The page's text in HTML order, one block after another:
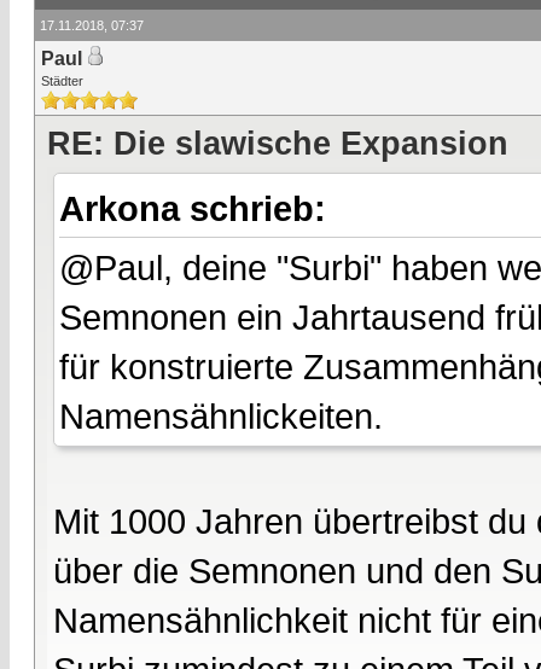
17.11.2018, 07:37
Paul
Städter
RE: Die slawische Expansion
Arkona schrieb:
@Paul, deine "Surbi" haben
Semnonen ein Jahrtausend
für konstruierte
Namensähnlickeiten.
Mit 1000 Jahren übertreibst
über die Semnonen und den
Namensähnlichkeit nicht für